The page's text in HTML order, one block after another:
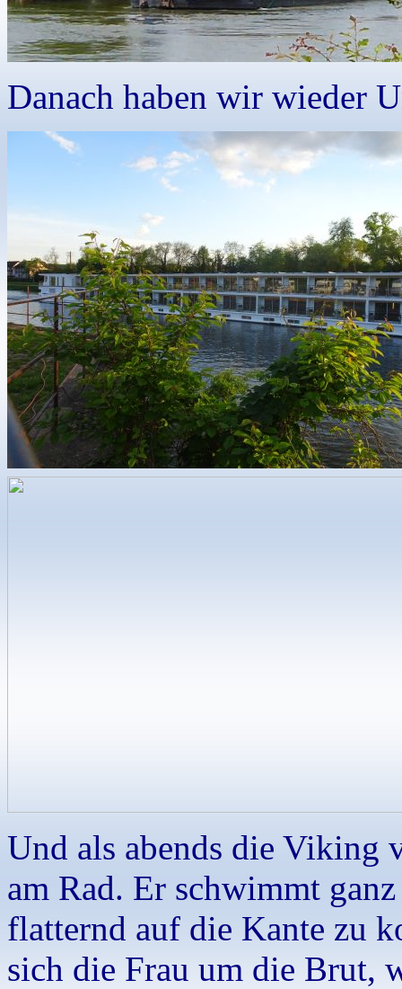
Danach haben wir wieder
Und als abends die Viking
am Rad. Er schwimmt
flatternd auf die Kante zu
sich die Frau um die Brut,